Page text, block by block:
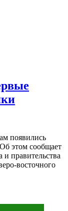
появились
этом сообщает
и правительства
восточного